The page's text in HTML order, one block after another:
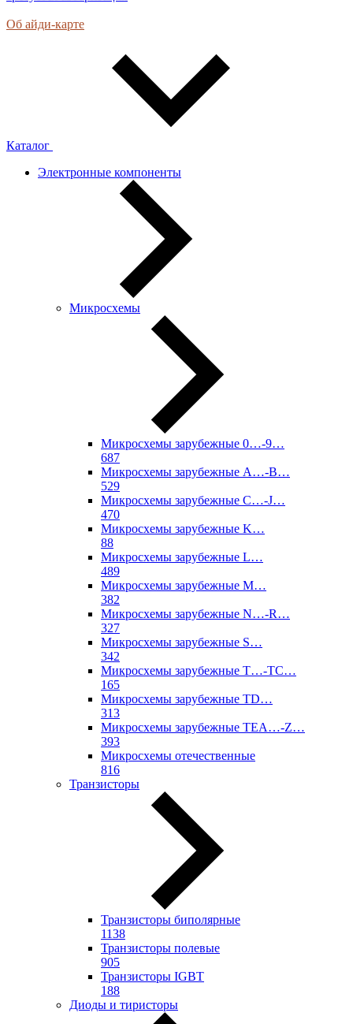
Об айди-карте
Каталог
Электронные компоненты
Микросхемы
Микросхемы зарубежные 0…-9…
687
Микросхемы зарубежные A…-B…
529
Микросхемы зарубежные C…-J…
470
Микросхемы зарубежные K…
88
Микросхемы зарубежные L…
489
Микросхемы зарубежные M…
382
Микросхемы зарубежные N…-R…
327
Микросхемы зарубежные S…
342
Микросхемы зарубежные T…-TC…
165
Микросхемы зарубежные TD…
313
Микросхемы зарубежные TEA…-Z…
393
Микросхемы отечественные
816
Транзисторы
Транзисторы биполярные
1138
Транзисторы полевые
905
Транзисторы IGBT
188
Диоды и тиристоры